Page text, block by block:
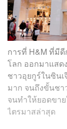
การที่ H&M ที่มี
โลก ออกมาแสด
ชาวอุยกูร์ในซิน
มาก จนถึงขั้นชา
จนทำให้ยอดขา
ไตรมาสล่าสุด